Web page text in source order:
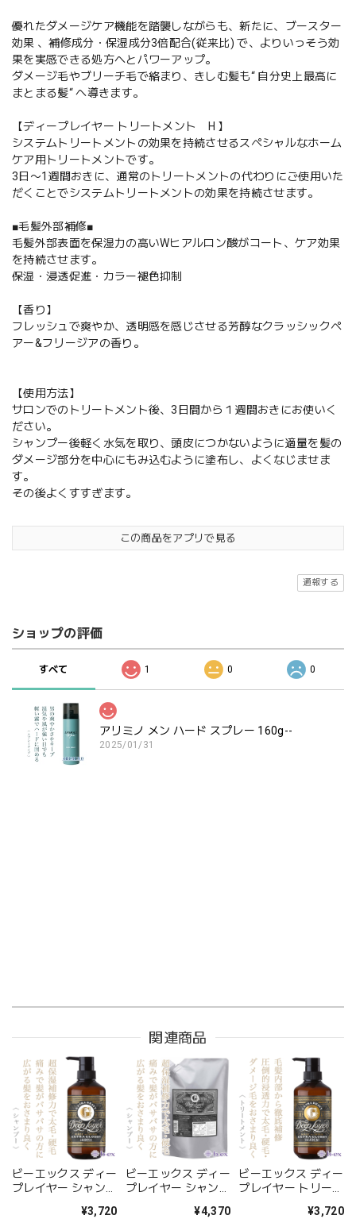
優れたダメージケア機能を踏襲しながらも、新たに、ブースター
効果 、補修成分・保湿成分3倍配合(従来比) で、よりいっそう効
果を実感できる処方へとパワーアップ。
ダメージ毛やブリーチ毛で絡まり、きしむ髪も“ 自分史上最高に
まとまる髪“ へ導きます。
【ディープレイヤー トリートメント H 】
システムトリートメントの効果を持続させるスペシャルなホーム
ケア用トリートメントです。
3日〜1週間おきに、通常のトリートメントの代わりにご使用いた
だくことでシステムトリートメントの効果を持続させます。
■毛髪外部補修■
毛髪外部表面を保湿力の高いWヒアルロン酸がコート、ケア効果
を持続させます。
保湿・浸透促進・カラー褪色抑制
【香り】
フレッシュで爽やか、透明感を感じさせる芳醇なクラッシックペ
アー&フリージアの香り。
【使用方法】
サロンでのトリートメント後、3日間から１週間おきにお使いく
ださい。
シャンプー後軽く水気を取り、頭皮につかないように適量を髪の
ダメージ部分を中心にもみ込むように塗布し、よくなじませま
す。
その後よくすすぎます。
この商品をアプリで見る
通報する
ショップの評価
すべて 1 0 0
アリミノ メン ハード スプレー 160g--
2025/01/31
関連商品
ビーエックス ディー
プレイヤー シャンプ
¥3,720
ビーエックス ディー
プレイヤー シャンプ
¥4,370
ビーエックス ディー
プレイヤー トリート
¥3,720